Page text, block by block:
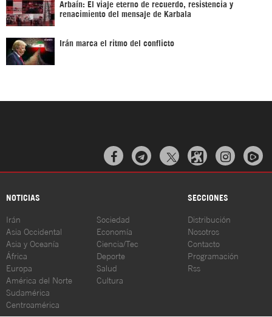
Arbaín: El viaje eterno de recuerdo, resistencia y
renacimiento del mensaje de Karbala
Irán marca el ritmo del conflicto
  
NOTICIAS SECCIONES
Irán
Asia Occidental
Asia y Oceanía
África
Europa
América del Norte
Sudamérica
Centroamérica
Sociedad
Economía
Ciencia/Tec
Deporte
Salud
Cultura
Distribución
Nosotros
Contacto
Programación
Rss